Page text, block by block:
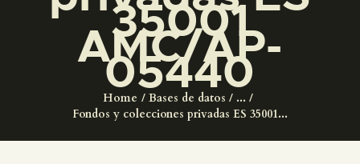
35001
AMC/AP-
05440
Home Bases de datos
...
Fondos y colecciones privadas ES 35001...
█
EL MUSEO